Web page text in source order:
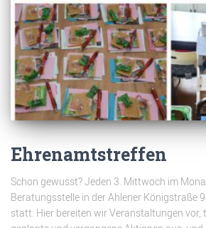
Ehrenamtstreffen
Schon gewusst? Jeden 3. Mittwoch im
Beratungsstelle in der Ahlener Königstraße
statt. Hier bereiten wir Veranstaltungen vor,